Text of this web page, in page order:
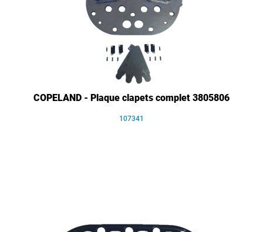
COPELAND - Plaque clapets complet 3805806
107341